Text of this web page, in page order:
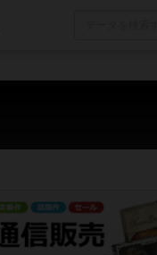
ーム
や参加者へのルール説明時間